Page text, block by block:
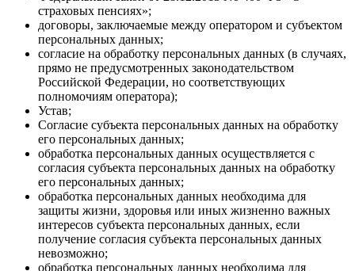
страховых пенсиях»;
договоры, заключаемые между оператором и субъектом
персональных данных;
согласие на обработку персональных данных (в случаях,
прямо не предусмотренных законодательством
Российской Федерации, но соответствующих
полномочиям оператора);
Устав;
Согласие субъекта персональных данных на обработку
его персональных данных;
обработка персональных данных осуществляется с
согласия субъекта персональных данных на обработку
его персональных данных;
обработка персональных данных необходима для
защиты жизни, здоровья или иных жизненно важных
интересов субъекта персональных данных, если
получение согласия субъекта персональных данных
невозможно;
обработка персональных данных необходима для